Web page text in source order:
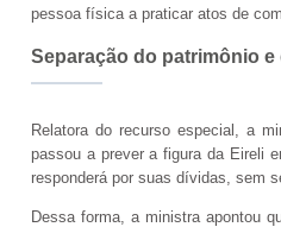
pessoa física a praticar atos de
Separação do patrimônio
Relatora do recurso especial, a
passou a prever a figura da Eireli
responderá por suas dívidas, sem
Dessa forma, a ministra apontou